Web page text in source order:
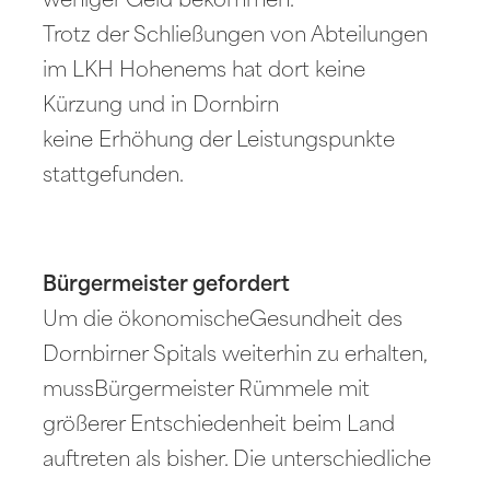
Trotz der Schließungen von Abteilungen
im LKH Hohenems hat dort keine
Kürzung und in Dornbirn
keine Erhöhung der Leistungspunkte
stattgefunden.
Bürgermeister gefordert
Um die ökonomischeGesundheit des
Dornbirner Spitals weiterhin zu erhalten,
mussBürgermeister Rümmele mit
größerer Entschiedenheit beim Land
auftreten als bisher. Die unterschiedliche